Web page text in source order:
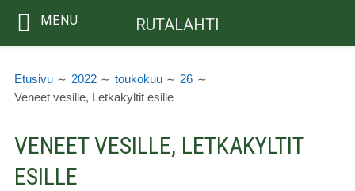
sisältöön
Etusivu 2022 toukokuu
26
Veneet vesille, Letkakyltit esille
VENEET VESILLE, LETKAKYLTIT
ESILLE
MENU RUTALAHTI